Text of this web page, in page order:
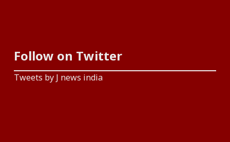
Follow on Twitter
Tweets by J news india